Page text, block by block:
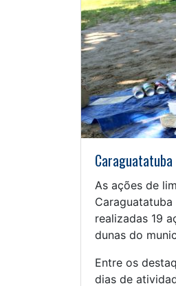
As ações de
realizadas 19
dunas do
Entre os
dias de